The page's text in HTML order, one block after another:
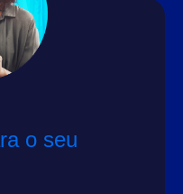
o seu